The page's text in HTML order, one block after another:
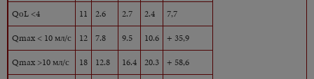
QоL <4
11 2.6 2.7 2.4
7,7
Qmax < 10 мл/с
12 7.8 9.5 10.6
+ 35,9
Qmax >10 мл/с
18 12.8 16.4 20.3
+ 58,6